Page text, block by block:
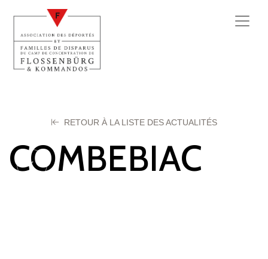
RETOUR À LA LISTE DES ACTUALITÉS
COMBEBIAC